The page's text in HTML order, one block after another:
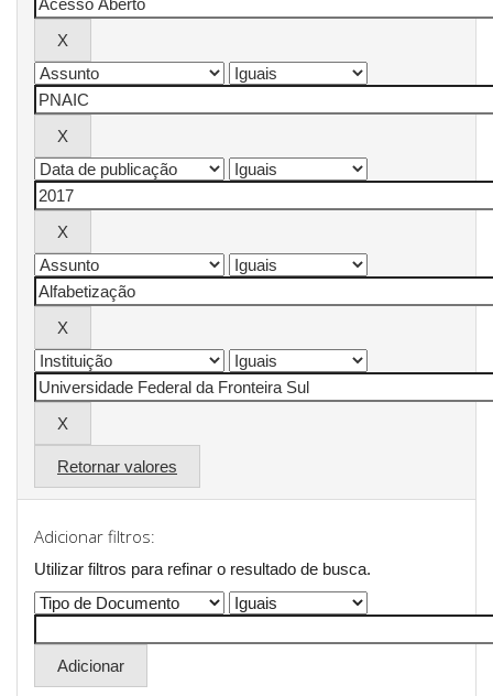
Retornar valores
Adicionar filtros:
Utilizar filtros para refinar o resultado de busca.